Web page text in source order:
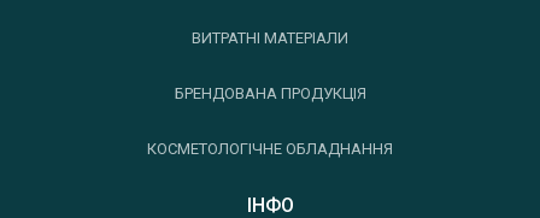
ВИТРАТНІ МАТЕРІАЛИ
БРЕНДОВАНА ПРОДУКЦІЯ
КОСМЕТОЛОГІЧНЕ ОБЛАДНАННЯ
ІНФО